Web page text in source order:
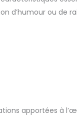
d’humour ou de
apportées à